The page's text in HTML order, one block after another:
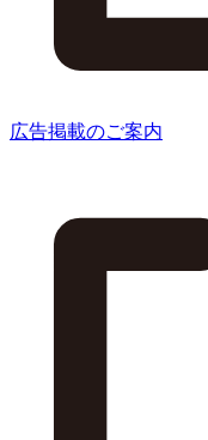
広告掲載のご案内